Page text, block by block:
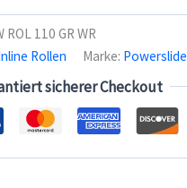
ROL 110 GR WR
Rollen Marke: Powerslide
sicherer Checkout